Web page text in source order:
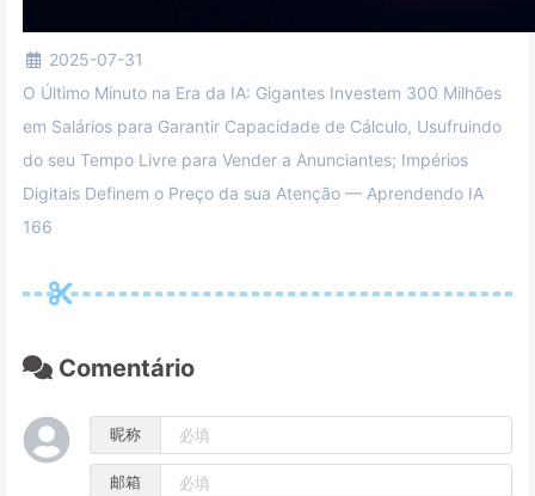
2025-07-31
O Último Minuto na Era da IA: Gigantes Investem 300 Milhões
em Salários para Garantir Capacidade de Cálculo, Usufruindo
do seu Tempo Livre para Vender a Anunciantes; Impérios
Digitais Definem o Preço da sua Atenção — Aprendendo IA
166
Comentário
昵称
邮箱